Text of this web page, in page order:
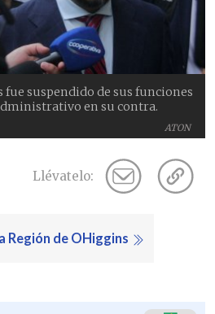
ATON
suspendido de sus funciones
en su contra.
Llévatelo:
Región de OHiggins